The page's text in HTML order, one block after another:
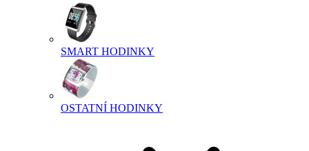
SMART HODINKY
OSTATNÍ HODINKY